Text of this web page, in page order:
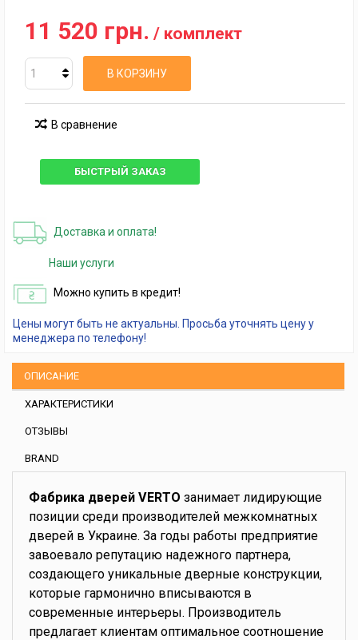
11 520 грн. / комплект
В КОРЗИНУ
В сравнение
БЫСТРЫЙ ЗАКАЗ
Доставка и оплата!
Наши услуги
Можно купить в кредит!
Цены могут быть не актуальны. Просьба уточнять цену у
менеджера по телефону!
ОПИСАНИЕ
ХАРАКТЕРИСТИКИ
ОТЗЫВЫ
BRAND
Фабрика дверей VERTO занимает лидирующие
позиции среди производителей межкомнатных
дверей в Украине. За годы работы предприятие
завоевало репутацию надежного партнера,
создающего уникальные дверные конструкции,
которые гармонично вписываются в
современные интерьеры. Производитель
предлагает клиентам оптимальное соотношение